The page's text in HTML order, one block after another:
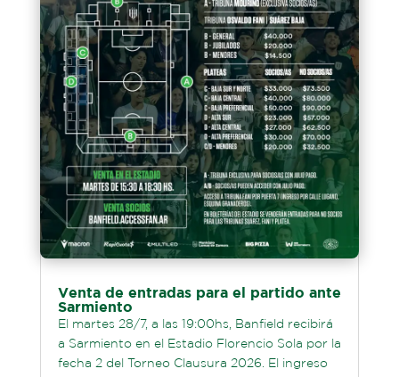
Venta de entradas para el partido ante
Sarmiento
El martes 28/7, a las 19:00hs, Banfield recibirá
a Sarmiento en el Estadio Florencio Sola por la
fecha 2 del Torneo Clausura 2026. El ingreso